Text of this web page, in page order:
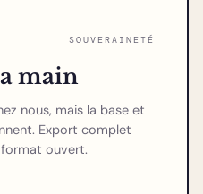
SOUVERAINETÉ
main
nous, mais la base et
Export complet
ouvert.